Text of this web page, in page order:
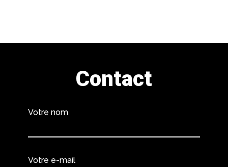
Contact
Votre nom
Votre e-mail